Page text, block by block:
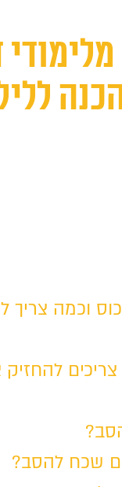
וכמה צריך
שכח להסב?